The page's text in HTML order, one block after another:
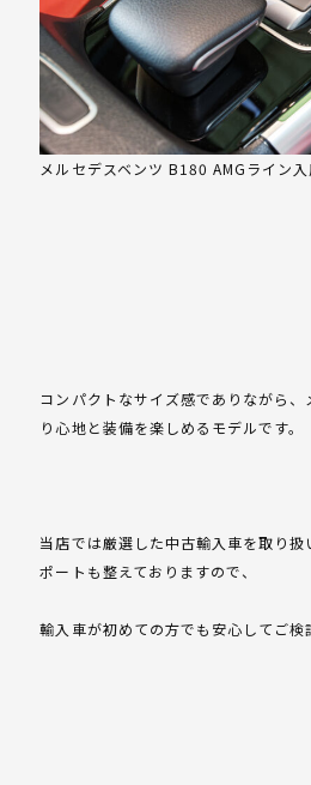
メルセデスベンツ B180 AMGライン
コンパクトなサイズ感でありながら
り心地と装備を楽しめるモデルです。
当店では厳選した中古輸入車を取り
ポートも整えておりますので、
輸入車が初めての方でも安心してご検